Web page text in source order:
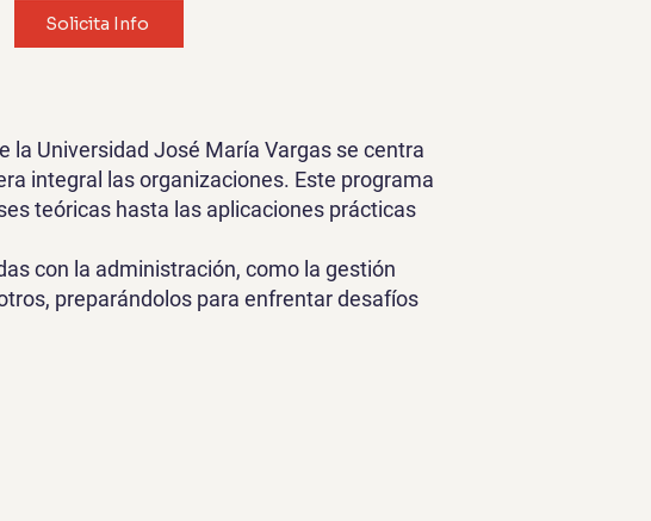
Solicita Info
Universidad José María Vargas se centra
integral las organizaciones. Este programa
teóricas hasta las aplicaciones prácticas
con la administración, como la gestión
preparándolos para enfrentar desafíos